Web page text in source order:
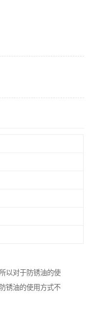
以对于防锈油的使
锈油的使用方式不